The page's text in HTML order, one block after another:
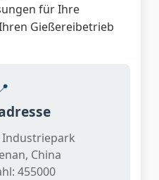
für Ihre
Gießereibetrieb
Industriepark
China
455000